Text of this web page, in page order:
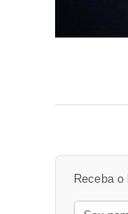
Receba o